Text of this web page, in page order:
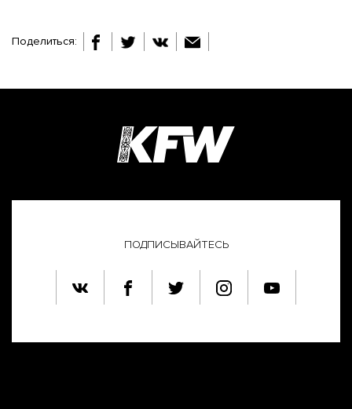
Поделиться:
ПОДПИСЫВАЙТЕСЬ